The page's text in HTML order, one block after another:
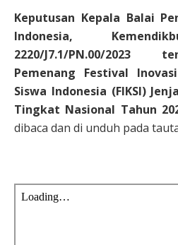
Keputusan Kepala Balai
Indonesia,
2220/J7.1/PN.00/2023
Pemenang Festival
Siswa Indonesia (FIKSI)
Tingkat Nasional Tahun
dibaca dan di unduh pada